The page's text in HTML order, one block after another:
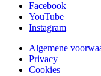
Facebook
YouTube
Instagram
Algemene
Privacy
Cookies